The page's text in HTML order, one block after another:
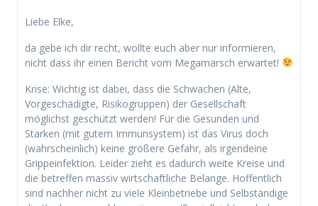
Liebe Elke,
da gebe ich dir recht, wollte euch aber nur informieren,
nicht dass ihr einen Bericht vom Megamarsch erwartet!
Krise: Wichtig ist dabei, dass die Schwachen (Alte,
Vorgeschädigte, Risikogruppen) der Gesellschaft
möglichst geschützt werden! Für die Gesunden und
Starken (mit gutem Immunsystem) ist das Virus doch
(wahrscheinlich) keine größere Gefahr, als irgendeine
Grippeinfektion. Leider zieht es dadurch weite Kreise und
die betreffen massiv wirtschaftliche Belange. Hoffentlich
sind nachher nicht zu viele Kleinbetriebe und Selbständige